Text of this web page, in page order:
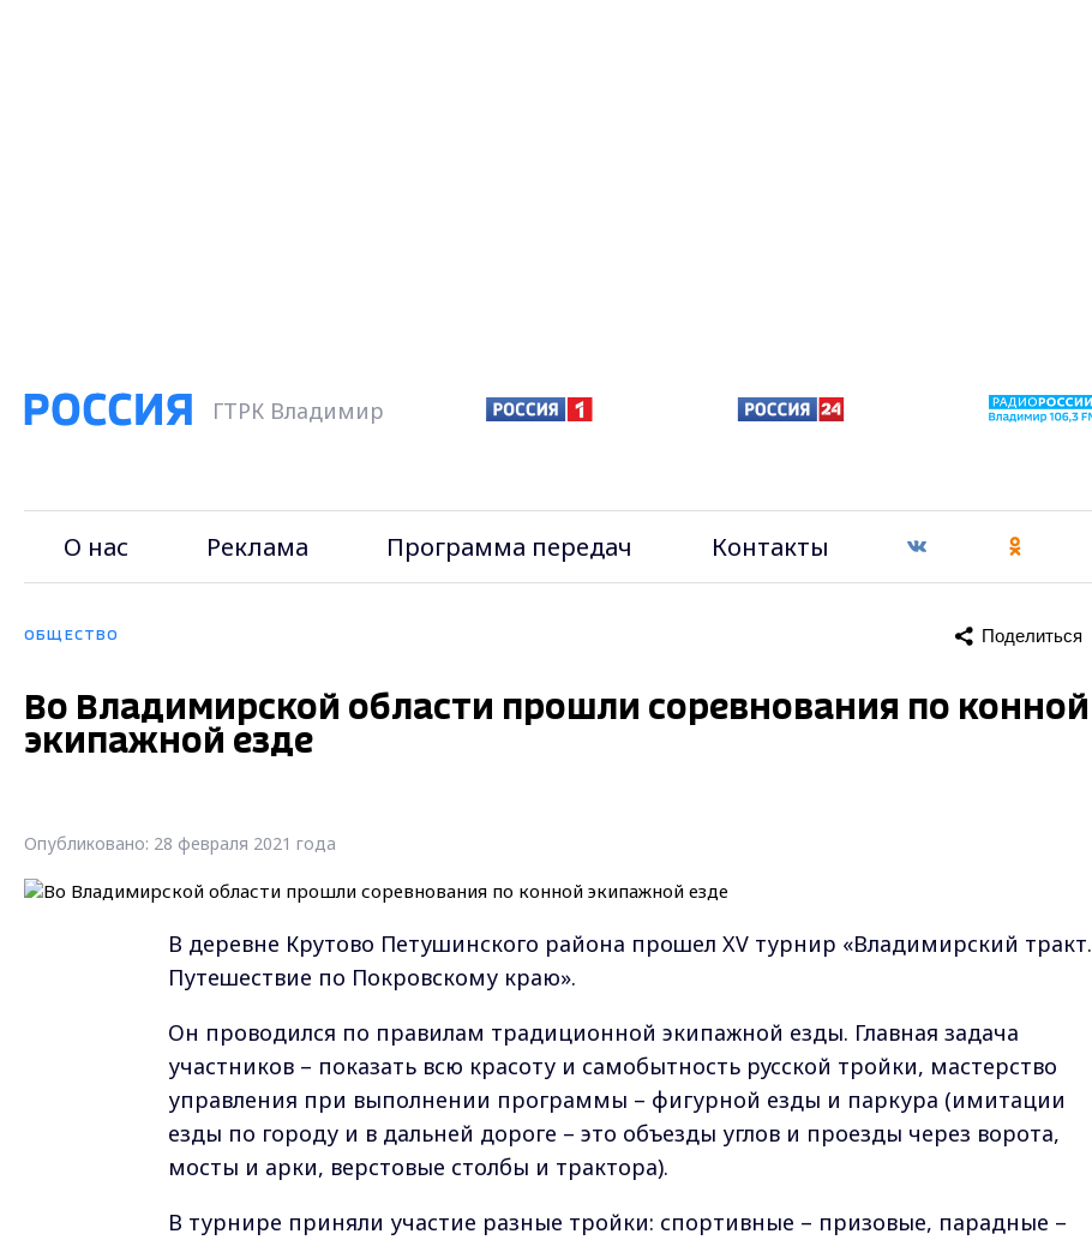
ГТРК Владимир
О нас Реклама Программа передач Контакты
ОБЩЕСТВО Поделиться
Во Владимирской области прошли соревнования по конной
экипажной езде
Опубликовано: 28 февраля 2021 года
В деревне Крутово Петушинского района прошел XV турнир «Владимирский тракт.
Путешествие по Покровскому краю».
Он проводился по правилам традиционной экипажной езды. Главная задача
участников – показать всю красоту и самобытность русской тройки, мастерство
управления при выполнении программы – фигурной езды и паркура (имитации
езды по городу и в дальней дороге – это объезды углов и проезды через ворота,
мосты и арки, верстовые столбы и трактора).
В турнире приняли участие разные тройки: спортивные – призовые, парадные –